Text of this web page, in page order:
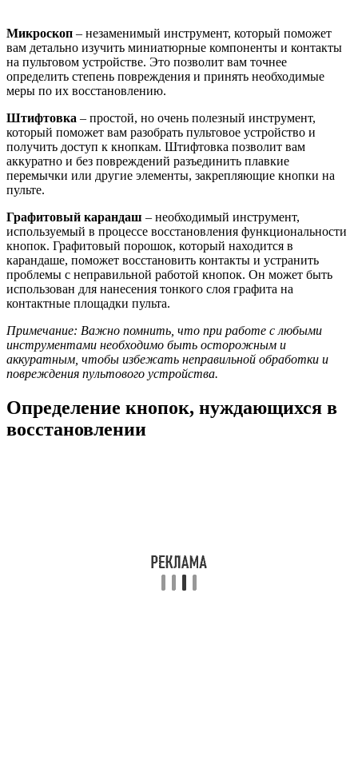
Микроскоп – незаменимый инструмент, который поможет
вам детально изучить миниатюрные компоненты и контакты
на пультовом устройстве. Это позволит вам точнее
определить степень повреждения и принять необходимые
меры по их восстановлению.
Штифтовка – простой, но очень полезный инструмент,
который поможет вам разобрать пультовое устройство и
получить доступ к кнопкам. Штифтовка позволит вам
аккуратно и без повреждений разъединить плавкие
перемычки или другие элементы, закрепляющие кнопки на
пульте.
Графитовый карандаш – необходимый инструмент,
используемый в процессе восстановления функциональности
кнопок. Графитовый порошок, который находится в
карандаше, поможет восстановить контакты и устранить
проблемы с неправильной работой кнопок. Он может быть
использован для нанесения тонкого слоя графита на
контактные площадки пульта.
Примечание: Важно помнить, что при работе с любыми
инструментами необходимо быть осторожным и
аккуратным, чтобы избежать неправильной обработки и
повреждения пультового устройства.
Определение кнопок, нуждающихся в
восстановлении